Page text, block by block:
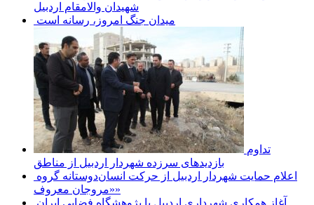
شهیدان والامقام اردبیل
میدان جنگ امروز، رسانه است
بازدیدهای سرزده شهردار اردبیل از مناطق
«مروجان معروف»